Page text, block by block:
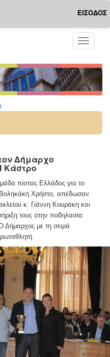
ΕΙΣΟΔΟΣ
Toggle
Δήμαρχο
Κάστρο
πίστας Ελλάδος για το
Χρήστο, απέδωσαν
κ. Γιάννη Κουράκη και
τους στην ποδηλασία
με τη σειρά